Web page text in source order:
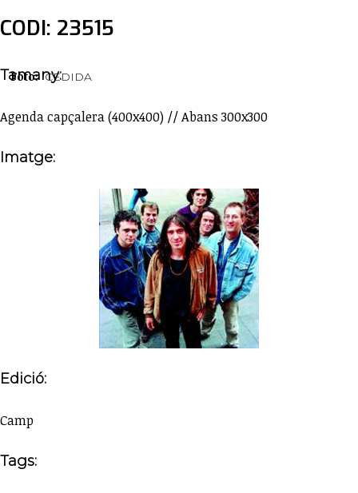
CODI: 23515
Foto: CEDIDA
Tamany:
Agenda capçalera (400x400) // Abans 300x300
Imatge:
Edició:
Camp
Tags: